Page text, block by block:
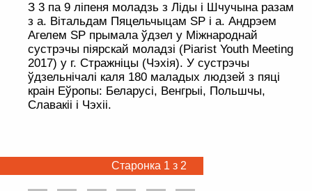
З 3 па 9 ліпеня моладзь з Ліды і Шчучына разам
з а. Вітальдам Пяцельчыцам SP і а. Андрэем
Агелем SP прымала ўдзел у Міжнароднай
сустрэчы піярскай моладзі (Piarist Youth Meeting
2017) у г. Стражніцы (Чэхія). У сустрэчы
ўдзельнічалі каля 180 маладых людзей з пяці
краін Еўропы: Беларусі, Венгрыі, Польшчы,
Славакіі і Чэхіі.
Старонка 1 з 2